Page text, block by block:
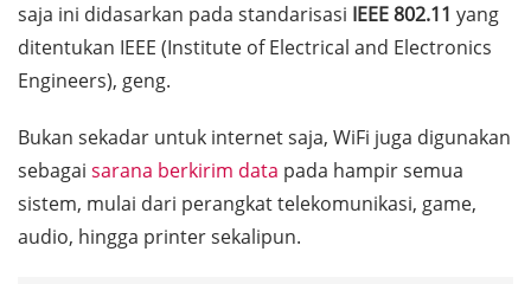
saja ini didasarkan pada standarisasi IEEE 802.11 yang
ditentukan IEEE (Institute of Electrical and Electronics
Engineers), geng.
Bukan sekadar untuk internet saja, WiFi juga digunakan
sebagai sarana berkirim data pada hampir semua
sistem, mulai dari perangkat telekomunikasi, game,
audio, hingga printersekalipun.